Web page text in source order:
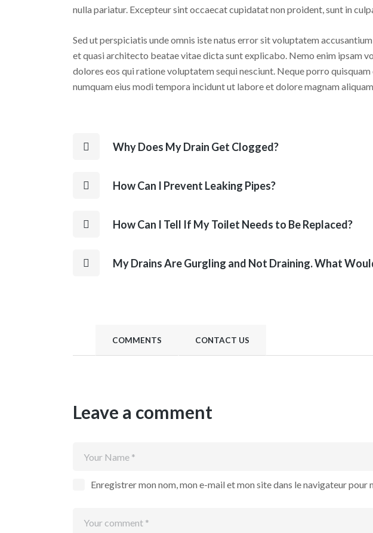
nulla pariatur. Excepteur sint occaecat cupidatat non proident, sunt in
Sed ut perspiciatis unde omnis iste natus error sit voluptatem
et quasi architecto beatae vitae dicta sunt explicabo. Nemo enim ipsam
dolores eos qui ratione voluptatem sequi nesciunt. Neque porro
numquam eius modi tempora incidunt ut labore et dolore magnam
Why Does My Drain Get Clogged?
How Can I Prevent Leaking Pipes?
How Can I Tell If My Toilet Needs to Be Replaced?
My Drains Are Gurgling and Not Draining. What
COMMENTS CONTACT US
Leave a comment
Enregistrer mon nom, mon e-mail et mon site dans le navigateur pour